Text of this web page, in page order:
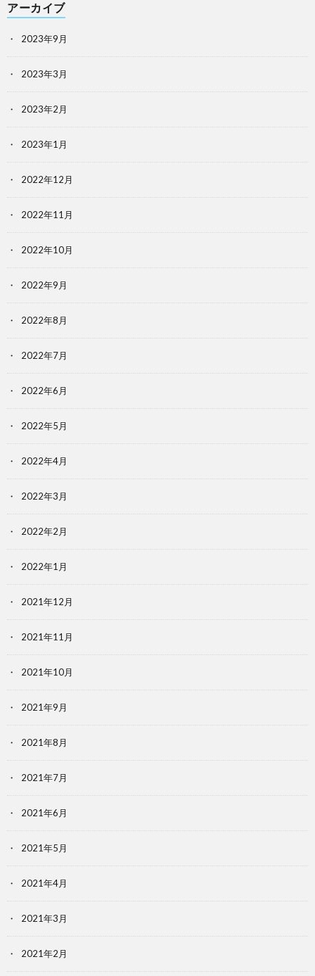
アーカイブ
2023年9月
2023年3月
2023年2月
2023年1月
2022年12月
2022年11月
2022年10月
2022年9月
2022年8月
2022年7月
2022年6月
2022年5月
2022年4月
2022年3月
2022年2月
2022年1月
2021年12月
2021年11月
2021年10月
2021年9月
2021年8月
2021年7月
2021年6月
2021年5月
2021年4月
2021年3月
2021年2月